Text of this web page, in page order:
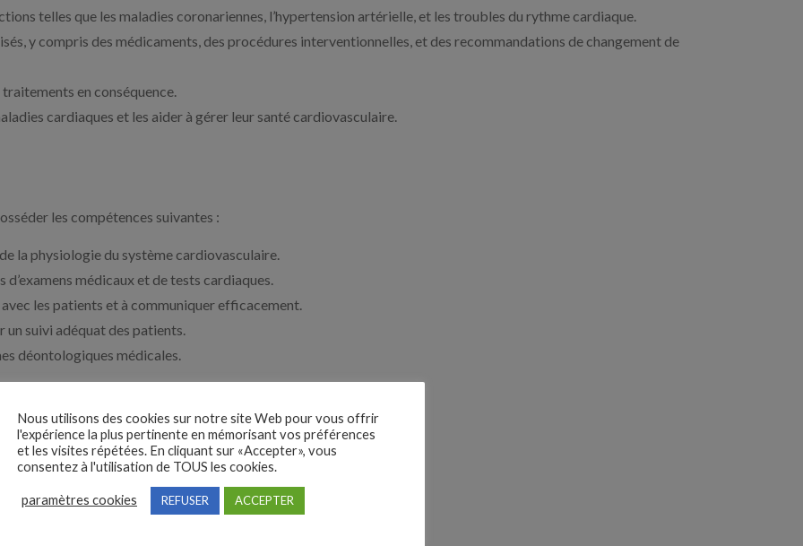
telles que les maladies coronariennes, l’hypertension artérielle, et les troubles du rythme cardiaque.
y compris des médicaments, des procédures interventionnelles, et des recommandations de changement de
en conséquence.
cardiaques et les aider à gérer leur santé cardiovasculaire.
les compétences suivantes :
la physiologie du système cardiovasculaire.
médicaux et de tests cardiaques.
les patients et à communiquer efficacement.
un suivi adéquat des patients.
déontologiques médicales.
formation médicale complète, notamment :
après 6 années d’études médicales à l’université.
résidence médicale (internat) d’une durée de 4 à 5 ans.
Nous utilisons des cookies sur notre site Web pour vous offrir
l'expérience la plus pertinente en mémorisant vos préférences
et les visites répétées. En cliquant sur «Accepter», vous
consentez à l'utilisation de TOUS les cookies.
paramètres cookies REFUSER ACCEPTER